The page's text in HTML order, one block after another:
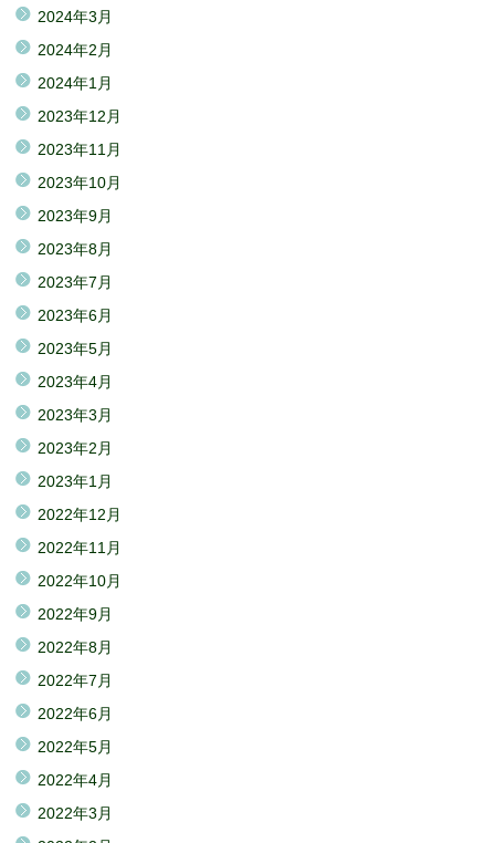
2024年3月
2024年2月
2024年1月
2023年12月
2023年11月
2023年10月
2023年9月
2023年8月
2023年7月
2023年6月
2023年5月
2023年4月
2023年3月
2023年2月
2023年1月
2022年12月
2022年11月
2022年10月
2022年9月
2022年8月
2022年7月
2022年6月
2022年5月
2022年4月
2022年3月